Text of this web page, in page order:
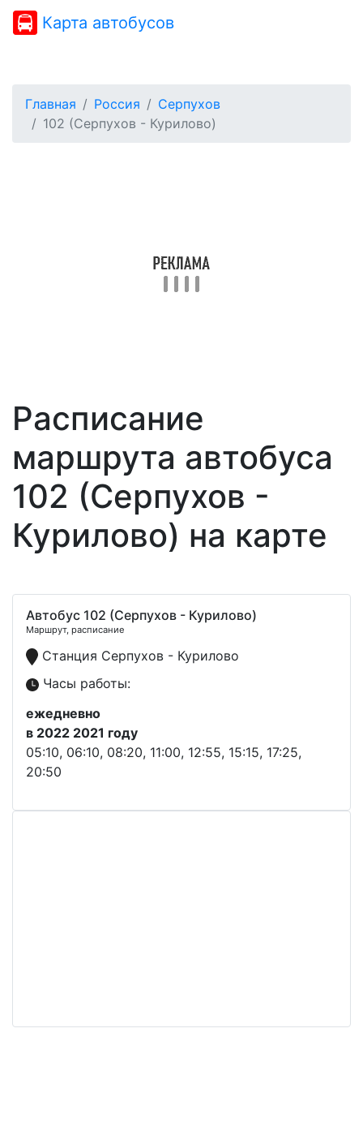
Карта автобусов
Главная Россия
Серпухов
102 (Серпухов - Курилово)
Расписание
маршрута автобуса
102 (Серпухов -
Курилово) на карте
Автобус 102 (Серпухов - Курилово)
Маршрут, расписание
Станция Серпухов - Курилово
Часы работы:
ежедневно
в 2022 2021 году
05:10, 06:10, 08:20, 11:00, 12:55, 15:15, 17:25,
20:50